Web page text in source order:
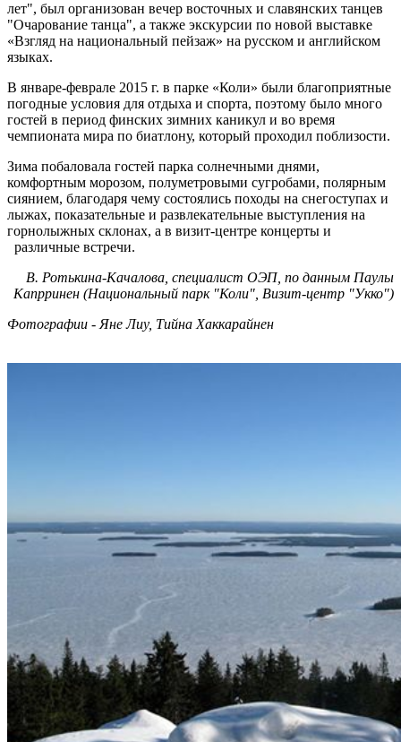
лет", был организован вечер восточных и славянских танцев
"Очарование танца", а также экскурсии по новой выставке
«Взгляд на национальный пейзаж» на русском и английском
языках.
В январе-феврале 2015 г. в парке «Коли» были благоприятные
погодные условия для отдыха и спорта, поэтому было много
гостей в период финских зимних каникул и во время
чемпионата мира по биатлону, который проходил поблизости.
Зима побаловала гостей парка солнечными днями,
комфортным морозом, полуметровыми сугробами, полярным
сиянием, благодаря чему состоялись походы на снегоступах и
лыжах, показательные и развлекательные выступления на
горнолыжных склонах, а в визит-центре концерты и
различные встречи.
В. Ротькина-Качалова, специалист ОЭП, по данным Паулы
Капрринен (Национальный парк "Коли", Визит-центр "Укко")
Фотографии - Яне Лиу, Тийна Хаккарайнен